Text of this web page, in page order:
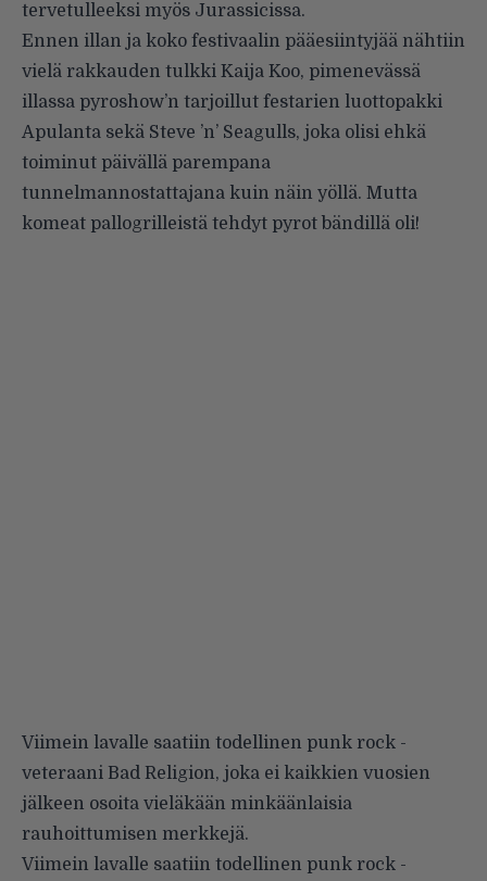
tervetulleeksi myös Jurassicissa.
Ennen illan ja koko festivaalin pääesiintyjää nähtiin
vielä rakkauden tulkki Kaija Koo, pimenevässä
illassa pyroshow’n tarjoillut festarien luottopakki
Apulanta sekä Steve ’n’ Seagulls, joka olisi ehkä
toiminut päivällä parempana
tunnelmannostattajana kuin näin yöllä. Mutta
komeat pallogrilleistä tehdyt pyrot bändillä oli!
Viimein lavalle saatiin todellinen punk rock -
veteraani Bad Religion, joka ei kaikkien vuosien
jälkeen osoita vieläkään minkäänlaisia
rauhoittumisen merkkejä.
Viimein lavalle saatiin todellinen punk rock -